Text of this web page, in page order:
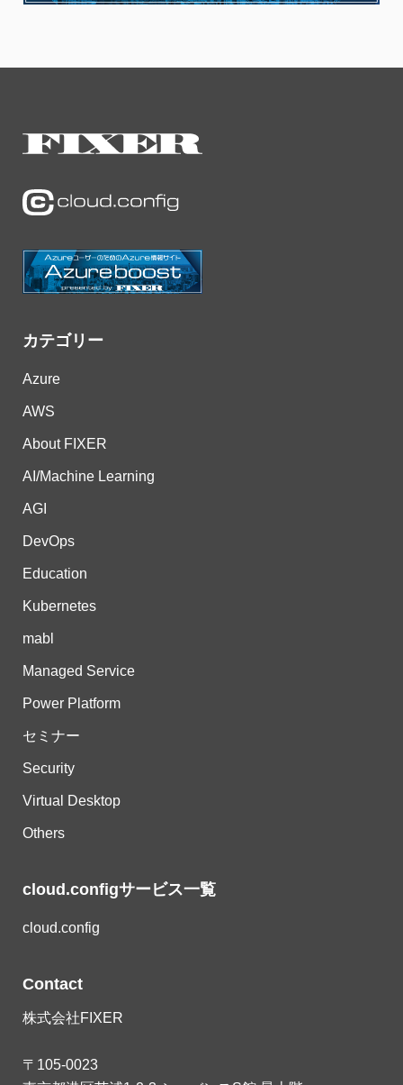
カテゴリー
Azure
AWS
About FIXER
AI/Machine Learning
AGI
DevOps
Education
Kubernetes
mabl
Managed Service
Power Platform
セミナー
Security
Virtual Desktop
Others
cloud.configサービス一覧
cloud.config
Contact
株式会社FIXER
〒105-0023